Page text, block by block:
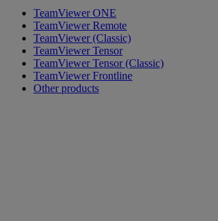
TeamViewer ONE
TeamViewer Remote
TeamViewer (Classic)
TeamViewer Tensor
TeamViewer Tensor (Classic)
TeamViewer Frontline
Other products